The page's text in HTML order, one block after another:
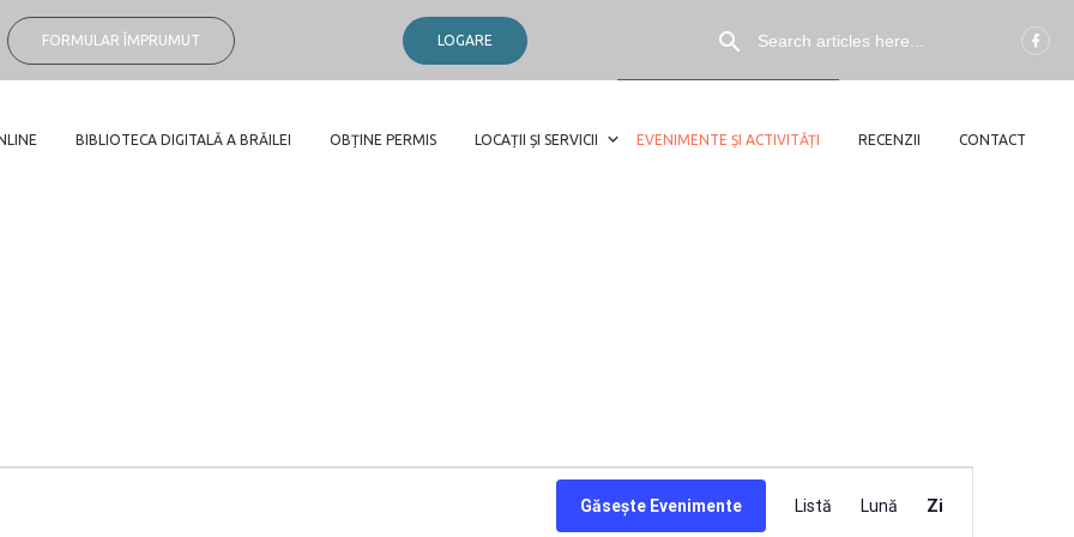
FORMULAR ÎMPRUMUT LOGARE
BIBLIOTECA DIGITALĂ A BRĂILEI OBȚINE PERMIS LOCAȚII ȘI SERVICII EVENIMENTE ȘI ACTIVITĂȚI RECENZII CONTACT
Găsește Evenimente
ÎN
Listă Lună Zi